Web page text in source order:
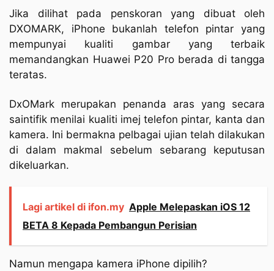
Jika dilihat pada penskoran yang dibuat oleh
DXOMARK, iPhone bukanlah telefon pintar yang
mempunyai kualiti gambar yang terbaik
memandangkan Huawei P20 Pro berada di tangga
teratas.
DxOMark merupakan penanda aras yang secara
saintifik menilai kualiti imej telefon pintar, kanta dan
kamera. Ini bermakna pelbagai ujian telah dilakukan
di dalam makmal sebelum sebarang keputusan
dikeluarkan.
Lagi artikel di ifon.my Apple Melepaskan iOS 12
BETA 8 Kepada Pembangun Perisian
Namun mengapa kamera iPhone dipilih?